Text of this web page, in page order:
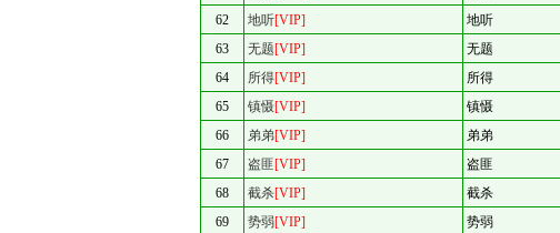
62
地听[VIP] 地听
63
无题[VIP] 无题
64
所得[VIP] 所得
65
镇慑[VIP] 镇慑
66
弟弟[VIP] 弟弟
67
盗匪[VIP] 盗匪
68
截杀[VIP] 截杀
69
势弱[VIP] 势弱